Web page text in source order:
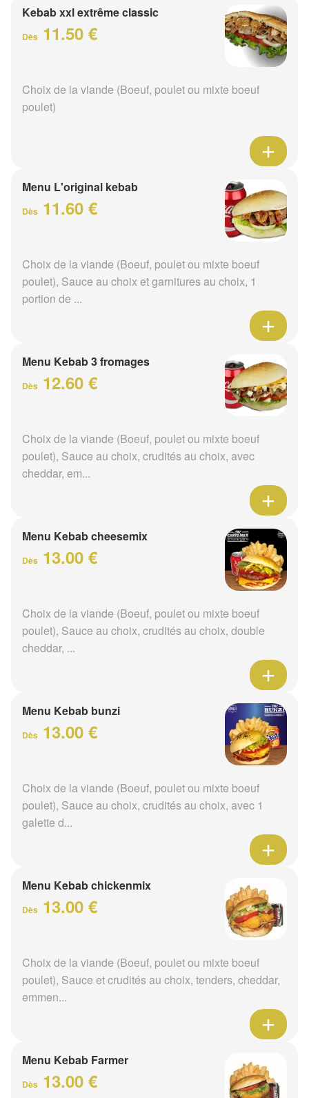
Kebab xxl extrême classic
Dès 11.50 €
Choix de la viande (Boeuf, poulet ou mixte boeuf
poulet)
Menu L'original kebab
Dès 11.60 €
Choix de la viande (Boeuf, poulet ou mixte boeuf
poulet), Sauce au choix et garnitures au choix, 1
portion de ...
Menu Kebab 3 fromages
Dès 12.60 €
Choix de la viande (Boeuf, poulet ou mixte boeuf
poulet), Sauce au choix, crudités au choix, avec
cheddar, em...
Menu Kebab cheesemix
Dès 13.00 €
Choix de la viande (Boeuf, poulet ou mixte boeuf
poulet), Sauce au choix, crudités au choix, double
cheddar, ...
Menu Kebab bunzi
Dès 13.00 €
Choix de la viande (Boeuf, poulet ou mixte boeuf
poulet), Sauce au choix, crudités au choix, avec 1
galette d...
Menu Kebab chickenmix
Dès 13.00 €
Choix de la viande (Boeuf, poulet ou mixte boeuf
poulet), Sauce et crudités au choix, tenders, cheddar,
emmen...
Menu Kebab Farmer
Dès 13.00 €